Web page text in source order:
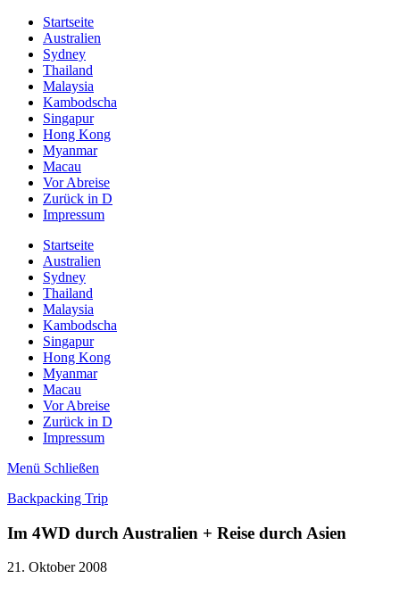
Startseite
Australien
Sydney
Thailand
Malaysia
Kambodscha
Singapur
Hong Kong
Myanmar
Macau
Vor Abreise
Zurück in D
Impressum
Startseite
Australien
Sydney
Thailand
Malaysia
Kambodscha
Singapur
Hong Kong
Myanmar
Macau
Vor Abreise
Zurück in D
Impressum
Menü Schließen
Backpacking Trip
Im 4WD durch Australien + Reise durch Asien
21. Oktober 2008